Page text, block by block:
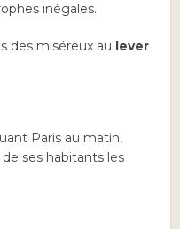
inégales.
des miséreux au lever
Paris au matin,
ses habitants les